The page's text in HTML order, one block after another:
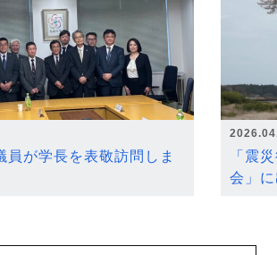
員が学長を表敬訪問しま
「震
会」